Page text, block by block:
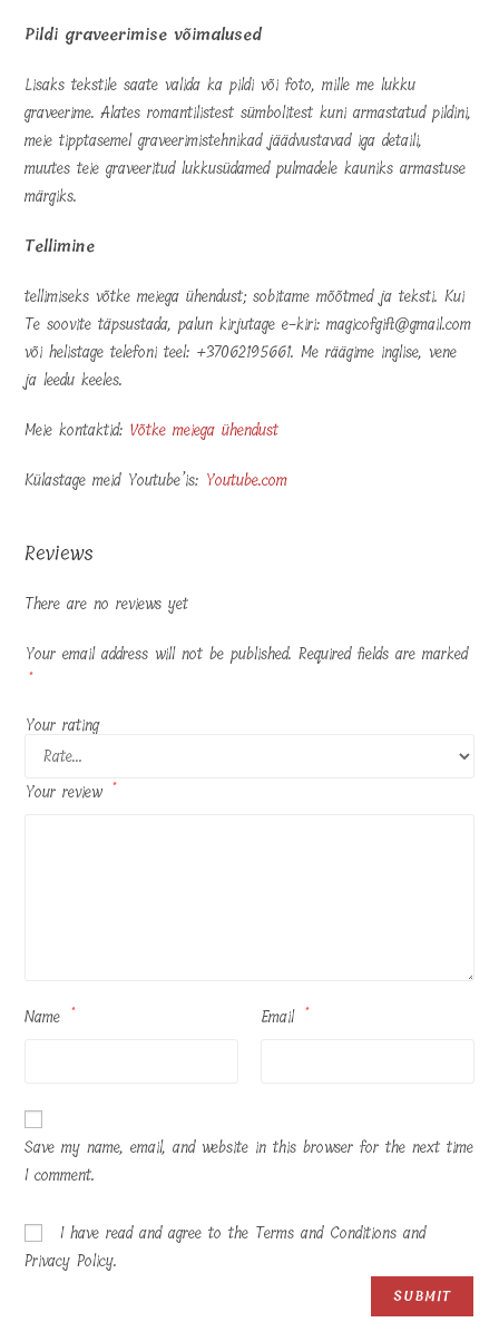
Pildi graveerimise võimalused
Lisaks tekstile saate valida ka pildi või foto, mille me lukku
graveerime. Alates romantilistest sümbolitest kuni armastatud pildini,
meie tipptasemel graveerimistehnikad jäädvustavad iga detaili,
muutes teie graveeritud lukkusüdamed pulmadele kauniks armastuse
märgiks.
Tellimine
tellimiseks võtke meiega ühendust; sobitame mõõtmed ja teksti. Kui
Te soovite täpsustada, palun kirjutage e-kiri: magicofgift@gmail.com
või helistage telefoni teel: +37062195661. Me räägime inglise, vene
ja leedu keeles.
Meie kontaktid: Võtke meiega ühendust
Külastage meid Youtube’is: Youtube.com
Reviews
There are no reviews yet
Your email address will not be published. Required fields are marked
*
Your rating
Your review *
Name * Email *
Save my name, email, and website in this browser for the next time
I comment.
I have read and agree to the Terms and Conditions and
Privacy Policy.